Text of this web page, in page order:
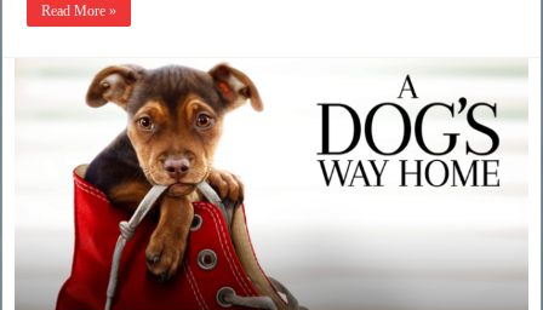
1080P]
(2018)
เกรด
แปด
สัปดาห์
วุ่น
วัน
พ้น
วัย
[เสียง
อังกฤษ
DTS]
[บรรยาย
Read More »